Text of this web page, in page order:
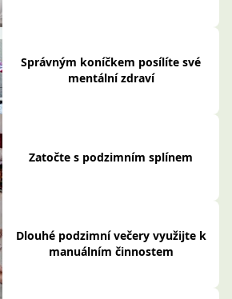
Správným koníčkem posílíte své
mentální zdraví
Zatočte s podzimním splínem
Dlouhé podzimní večery využijte k
manuálním činnostem